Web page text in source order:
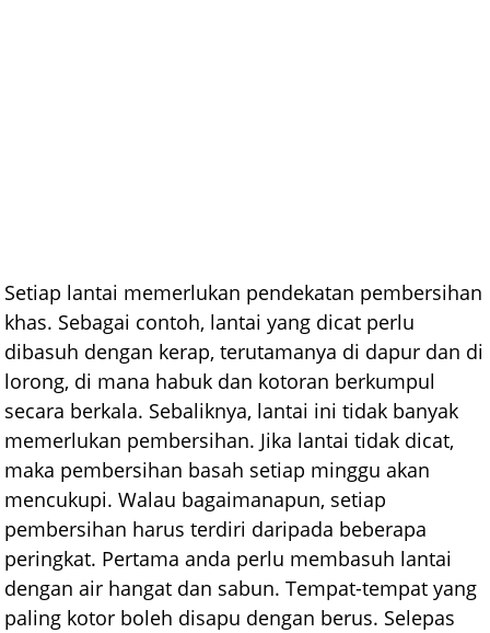
Setiap lantai memerlukan pendekatan pembersihan
khas. Sebagai contoh, lantai yang dicat perlu
dibasuh dengan kerap, terutamanya di dapur dan di
lorong, di mana habuk dan kotoran berkumpul
secara berkala. Sebaliknya, lantai ini tidak banyak
memerlukan pembersihan. Jika lantai tidak dicat,
maka pembersihan basah setiap minggu akan
mencukupi. Walau bagaimanapun, setiap
pembersihan harus terdiri daripada beberapa
peringkat. Pertama anda perlu membasuh lantai
dengan air hangat dan sabun. Tempat-tempat yang
paling kotor boleh disapu dengan berus. Selepas